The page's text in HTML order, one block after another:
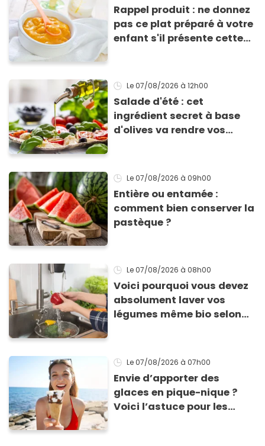
Rappel produit : ne donnez
pas ce plat préparé à votre
enfant s'il présente cette
Le 07/08/2026 à 12h00
Salade d'été : cet
ingrédient secret à base
d'olives va rendre vos
Le 07/08/2026 à 09h00
Entière ou entamée :
comment bien conserver la
pastèque ?
Le 07/08/2026 à 08h00
Voici pourquoi vous devez
absolument laver vos
légumes même bio selon
Le 07/08/2026 à 07h00
Envie d’apporter des
glaces en pique-nique ?
Voici l’astuce pour les